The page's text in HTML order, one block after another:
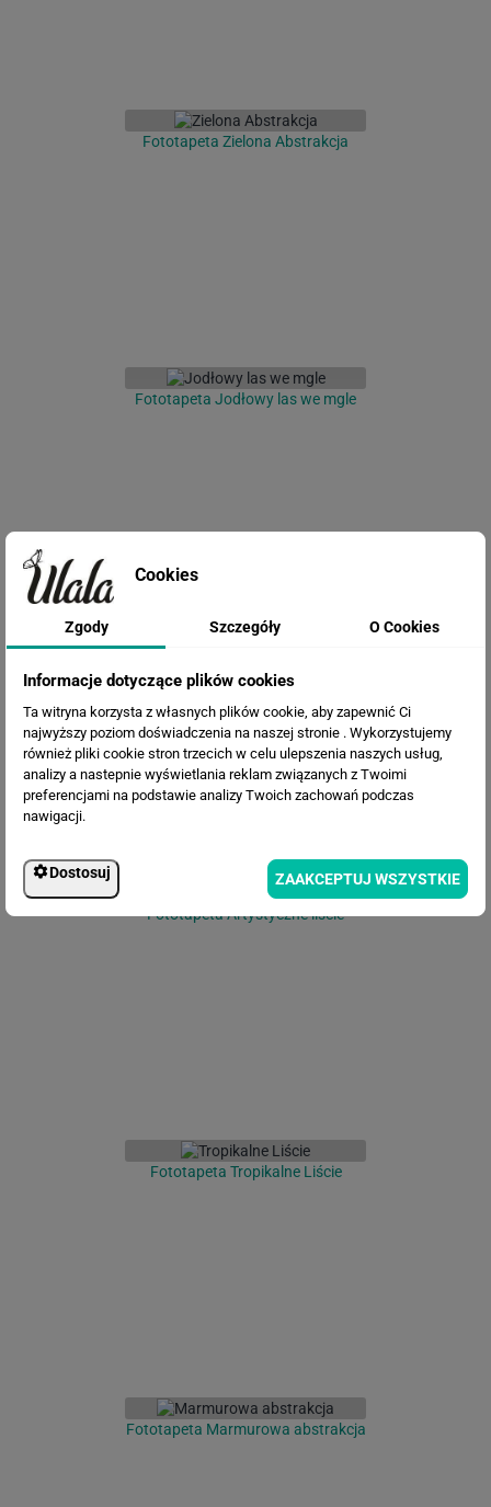
Fototapeta Zielona Abstrakcja
Fototapeta Jodłowy las we mgle
Fototapeta Artystyczne liście
Fototapeta Tropikalne Liście
Fototapeta Marmurowa abstrakcja
Cookies
Zgody Szczegóły O Cookies
Informacje dotyczące plików cookies
Ta witryna korzysta z własnych plików cookie, aby zapewnić Ci
najwyższy poziom doświadczenia na naszej stronie . Wykorzystujemy
również pliki cookie stron trzecich w celu ulepszenia naszych usług,
analizy a nastepnie wyświetlania reklam związanych z Twoimi
preferencjami na podstawie analizy Twoich zachowań podczas
nawigacji.
Dostosuj ZAAKCEPTUJ WSZYSTKIE